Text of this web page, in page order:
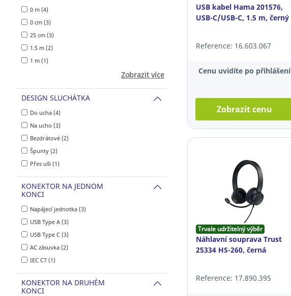
0 m (4)
0 cm (3)
25 cm (3)
1.5 m (2)
1 m (1)
Zobrazit více
DESIGN SLUCHÁTKA
Do ucha (4)
Na ucho (3)
Bezdrátové (2)
Špunty (2)
Přes uši (1)
KONEKTOR NA JEDNOM
KONCI
Napájecí jednotka (3)
USB Type A (3)
USB Type C (3)
AC zásuvka (2)
IEC C7 (1)
KONEKTOR NA DRUHÉM
KONCI
USB kabel Hama 201576,
USB-C/USB-C, 1.5 m, černý
Reference: 16.603.067
Cenu uvidíte po přihlášení
Zobrazit cenu
Trvale udržitelný výběr
Náhlavní souprava Trust
25334 HS-260, černá
Reference: 17.890.395